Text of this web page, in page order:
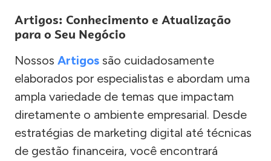
Artigos: Conhecimento e Atualização
para o Seu Negócio
Nossos Artigos são cuidadosamente
elaborados por especialistas e abordam uma
ampla variedade de temas que impactam
diretamente o ambiente empresarial. Desde
estratégias de marketing digital até técnicas
de gestão financeira, você encontrará